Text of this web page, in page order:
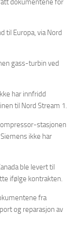
dokumentene for
til Europa, via Nord
gass-turbin ved
har innfridd
til Nord Stream 1.
stasjonen
ikke har
ble levert til
ifølge kontrakten.
fra
og reparasjon av